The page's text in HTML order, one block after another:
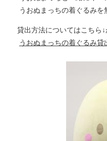
うおぬまっちの着ぐるみを
貸出方法についてはこちら↓
うおぬまっちの着ぐるみ貸